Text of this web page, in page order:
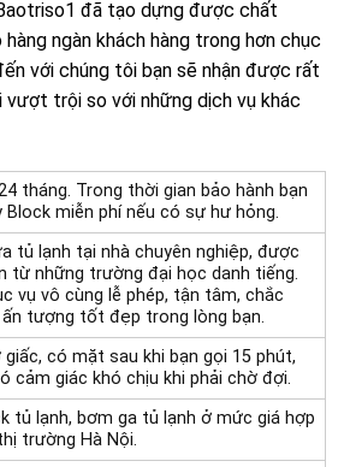
đã tạo dựng được chất
ngàn khách hàng trong hơn chục
với chúng tôi bạn sẽ nhận được rất
vượt trội so với những dịch vụ khác
tháng. Trong thời gian bảo hành bạn
miễn phí nếu có sự hư hỏng.
tủ lạnh tại nhà chuyên nghiệp, được
từ những trường đại học danh tiếng.
vụ vô cùng lễ phép, tận tâm, chắc
ấn tượng tốt đẹp trong lòng bạn.
có mặt sau khi bạn gọi 15 phút,
cảm giác khó chịu khi phải chờ đợi.
tủ lạnh, bơm ga tủ lạnh ở mức giá hợp
trường Hà Nội.